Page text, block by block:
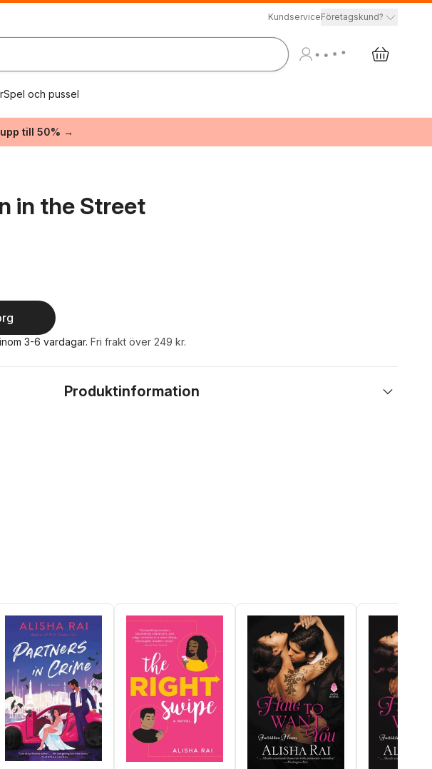
KundserviceFöretagskund?
Spel och pussel
till 50% →
in the Street
inom 3-6 vardagar. Fri frakt över 249 kr.
Produktinformation